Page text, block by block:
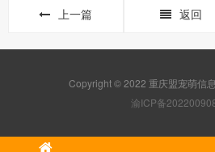
上一篇 返回
Copyright © 2022 重庆盟宠萌信
渝ICP备